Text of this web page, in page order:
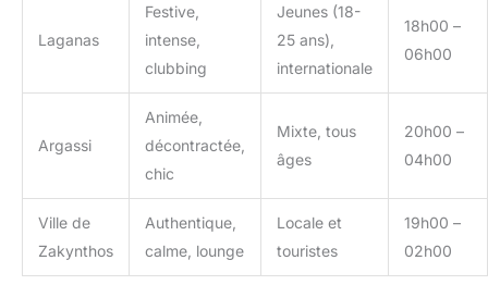
Laganas
Festive,
intense,
clubbing
Jeunes (18-
25 ans),
internationale
18h00 –
06h00
Argassi
Animée,
décontractée,
chic
Mixte, tous
âges
20h00 –
04h00
Ville de
Zakynthos
Authentique,
calme, lounge
Locale et
touristes
19h00 –
02h00